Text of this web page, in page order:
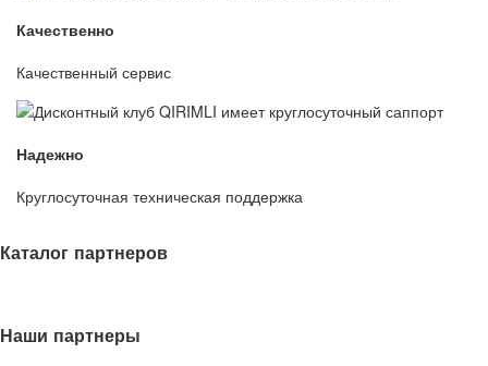
Качественно
Качественный сервис
Надежно
Круглосуточная техническая поддержка
Каталог партнеров
Наши партнеры